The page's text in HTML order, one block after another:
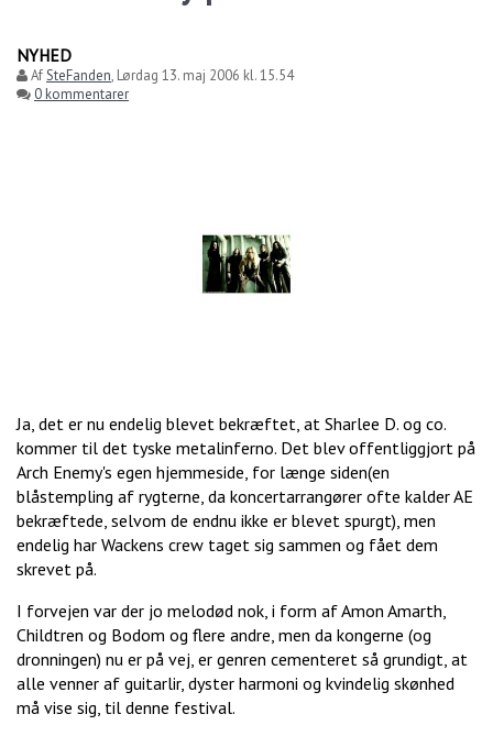
NYHED
AfSteFanden, Lørdag 13. maj 2006 kl. 15.54
0 kommentarer
Ja, det er nu endelig blevet bekræftet, at Sharlee D. og co.
kommer til det tyske metalinferno. Det blev offentliggjort på
Arch Enemy's egen hjemmeside, for længe siden(en
blåstempling af rygterne, da koncertarrangører ofte kalder AE
bekræftede, selvom de endnu ikke er blevet spurgt), men
endelig har Wackens crew taget sig sammen og fået dem
skrevet på.
I forvejen var der jo melodød nok, i form af Amon Amarth,
Childtren og Bodom og flere andre, men da kongerne (og
dronningen) nu er på vej, er genren cementeret så grundigt, at
alle venner af guitarlir, dyster harmoni og kvindelig skønhed
må vise sig, til denne festival.